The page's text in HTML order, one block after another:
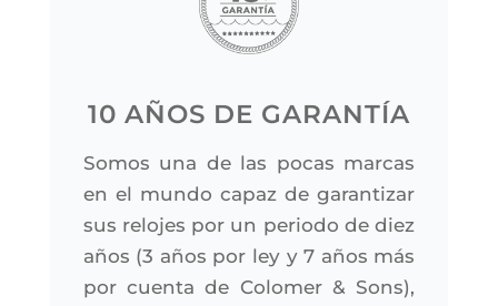
10 AÑOS DE GARANTÍA
Somos una de las pocas marcas
en el mundo capaz de garantizar
sus relojes por un periodo de diez
años (3 años por ley y 7 años más
por cuenta de Colomer & Sons),